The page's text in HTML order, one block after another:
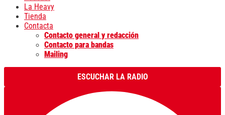
La Heavy
Tienda
Contacta
Contacto general y redacción
Contacto para bandas
Mailing
ESCUCHAR LA RADIO